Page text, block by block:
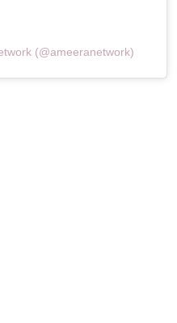
(@ameeranetwork)